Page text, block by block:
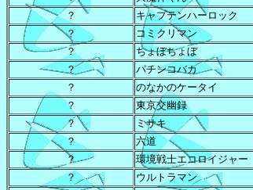
？
キャプテンハーロック
？
コミクリマン
？
ちょぼちょぼ
？
パチンコバカ
？
のなかのケータイ
？
東京交幽録
？
ミサキ
？
六道
？
環境戦士エコロイジャー
？
ウルトラマン